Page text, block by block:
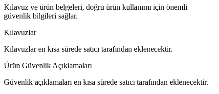
Kılavuz ve ürün belgeleri, doğru ürün kullanımı için önemli
güvenlik bilgileri sağlar.
Kılavuzlar
Kılavuzlar en kısa sürede satıcı tarafından eklenecektir.
Ürün Güvenlik Açıklamaları
Güvenlik açıklamaları en kısa sürede satıcı tarafından eklenecektir.